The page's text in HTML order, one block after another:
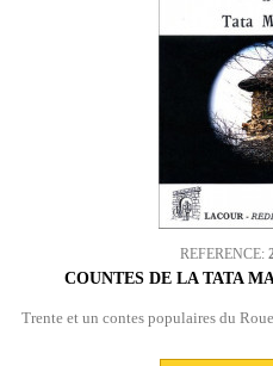
REFERENCE:
COUNTES DE LA TATA
Trente et un contes populaires du